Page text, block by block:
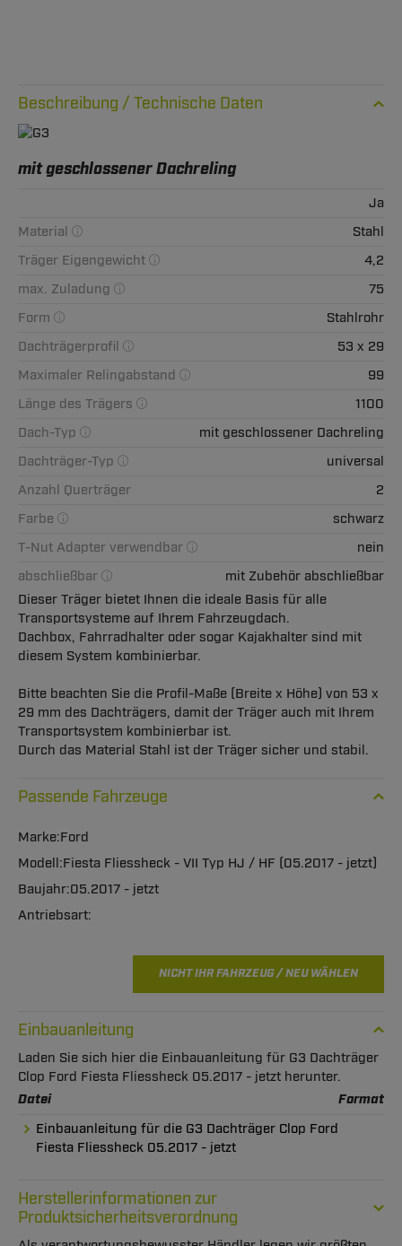
Technische Daten
mit geschlossener Dachreling
Ja
Material
Stahl
Träger Eigengewicht
4,2
max. Zuladung
75
Form
Stahlrohr
Dachträgerprofil
53 x 29
Maximaler Relingabstand
99
Länge des Trägers
1100
Dach-Typ
mit geschlossener Dachreling
Dachträger-Typ
universal
Anzahl Querträger
2
Farbe
schwarz
T-Nut Adapter verwendbar
nein
abschließbar
mit Zubehör abschließbar
Dieser Träger bietet Ihnen die ideale Basis für alle
Transportsysteme auf Ihrem Fahrzeugdach.
Dachbox, Fahrradhalter oder sogar Kajakhalter sind mit
diesem System kombinierbar.
Bitte beachten Sie die Profil-Maße (Breite x Höhe) von 53 x
29 mm des Dachträgers, damit der Träger auch mit Ihrem
Transportsystem kombinierbar ist.
Durch das Material Stahl ist der Träger sicher und stabil.
Passende Fahrzeuge
Ford
Fiesta Fliessheck - VII Typ HJ / HF (05.2017 - jetzt)
05.2017 - jetzt
NICHT IHR FAHRZEUG / NEU WÄHLEN
Einbauanleitung
Laden Sie sich hier die Einbauanleitung für G3 Dachträger
Clop Ford Fiesta Fliessheck 05.2017 - jetzt herunter.
Datei Format
Einbauanleitung für die G3 Dachträger Clop Ford
Fiesta Fliessheck 05.2017 - jetzt
Herstellerinformationen zur
Produktsicherheitsverordnung